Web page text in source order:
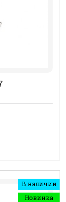
В наличии
Новинка